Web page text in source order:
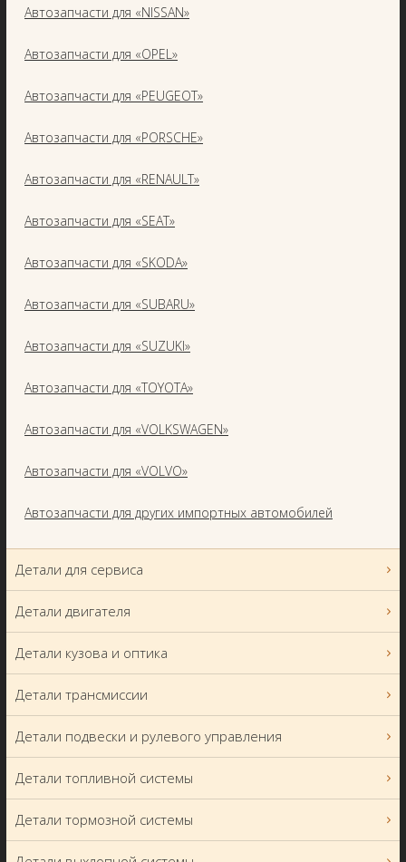
Автозапчасти для «NISSAN»
Автозапчасти для «OPEL»
Автозапчасти для «PEUGEOT»
Автозапчасти для «PORSCHE»
Автозапчасти для «RENAULT»
Автозапчасти для «SEAT»
Автозапчасти для «SKODA»
Автозапчасти для «SUBARU»
Автозапчасти для «SUZUKI»
Автозапчасти для «TOYOTA»
Автозапчасти для «VOLKSWAGEN»
Автозапчасти для «VOLVO»
Автозапчасти для других импортных автомобилей
Детали для сервиса
Детали двигателя
Детали кузова и оптика
Детали трансмиссии
Детали подвески и рулевого управления
Детали топливной системы
Детали тормозной системы